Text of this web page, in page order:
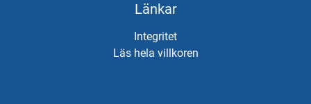
Länkar
Integritet
Läs hela villkoren